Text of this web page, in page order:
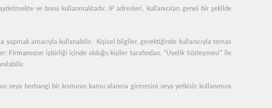
ve bunu kullanmaktadır. IP adresleri, kullanıcıları genel bir şekilde
amacıyla kullanabilir. Kişisel bilgiler, gerektiğinde kullanıcıyla temas
Firmamızve işbirliği içinde olduğu kişiler tarafından, "Üyelik Sözleşmesi" ile
herhangi bir kısmının kamu alanına girmesini veya yetkisiz kullanımını